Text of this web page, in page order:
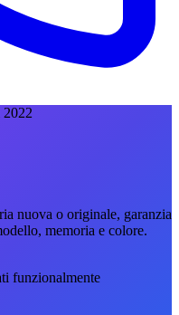
nuova o originale, garanzia
memoria e colore.
funzionalmente